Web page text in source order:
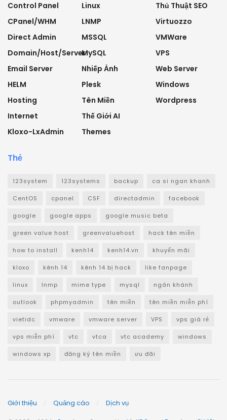
Control Panel
CPanel/WHM
Direct Admin
Domain/Host/Server
Email Server
HELM
Hosting
Internet
Kloxo-LxAdmin
Linux
LNMP
MSSQL
MySQL
Nhiếp Ảnh
Plesk
Tên Miền
Thế Giới AI
Themes
Thủ Thuật SEO
Virtuozzo
VMWare
VPS
Web Server
Windows
Wordpress
Thẻ
123system 123systems backup ca si ngan khanh
CentOS cpanel CSF directadmin facebook
google google apps google music beta
green value host greenvaluehost hack tên miền
how to install kenh14 kenh14.vn khuyến mãi
kloxo kênh 14 kênh 14 bị hack like fanpage
linux lnmp mime type mysql ngân khánh
outlook phpmyadmin tên miền tên miền miễn phí
vietidc vmware vmware server VPS vps giá rẻ
vps miễn phí vtc vtca vtc academy windows
windows xp đăng ký tên miền ưu đãi
Giới thiệu Quảng cáo Dịch vụ